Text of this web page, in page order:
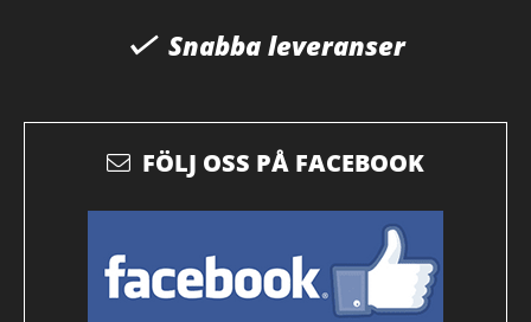
Snabba leveranser
FÖLJ OSS PÅ FACEBOOK